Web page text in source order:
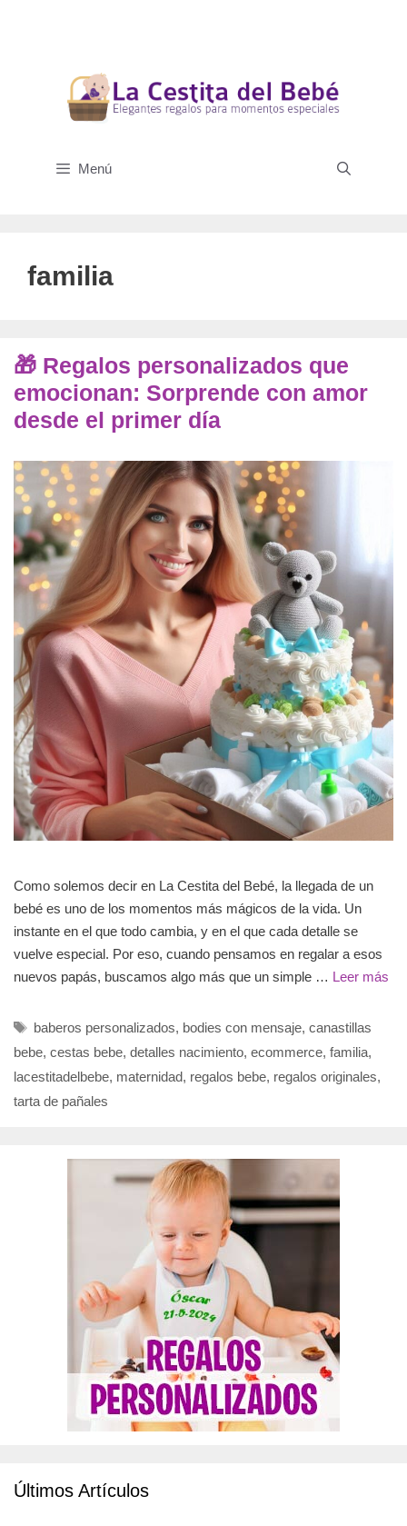
Menú
familia
🎁 Regalos personalizados que
emocionan: Sorprende con amor
desde el primer día
Como solemos decir en La Cestita del Bebé, la llegada de un
bebé es uno de los momentos más mágicos de la vida. Un
instante en el que todo cambia, y en el que cada detalle se
vuelve especial. Por eso, cuando pensamos en regalar a esos
nuevos papás, buscamos algo más que un simple … Leer más
Etiquetas
baberos personalizados, bodies con mensaje, canastillas
bebe, cestas bebe, detalles nacimiento, ecommerce, familia,
lacestitadelbebe, maternidad, regalos bebe, regalos originales,
tarta de pañales
Últimos Artículos